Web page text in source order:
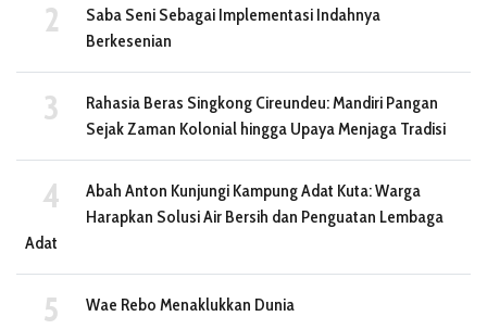
Saba Seni Sebagai Implementasi Indahnya
Berkesenian
Rahasia Beras Singkong Cireundeu: Mandiri Pangan
Sejak Zaman Kolonial hingga Upaya Menjaga Tradisi
Abah Anton Kunjungi Kampung Adat Kuta: Warga
Harapkan Solusi Air Bersih dan Penguatan Lembaga
Adat
Wae Rebo Menaklukkan Dunia